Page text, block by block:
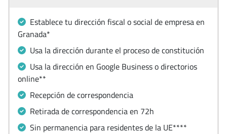
Establece tu dirección fiscal o social de empresa en
Granada*
Usa la dirección durante el proceso de constitución
Usa la dirección en Google Business o directorios
online**
Recepción de correspondencia
Retirada de correspondencia en 72h
Sin permanencia para residentes de la UE****